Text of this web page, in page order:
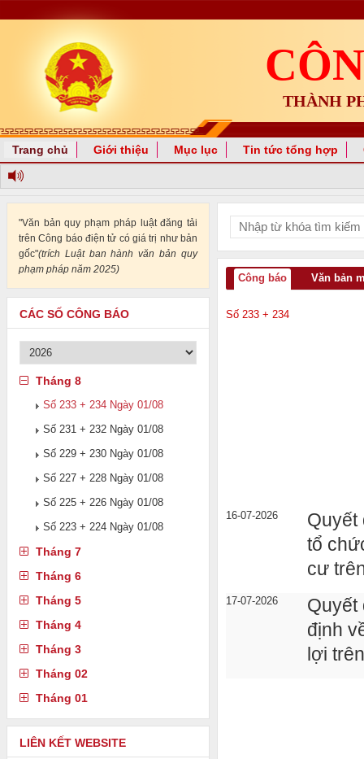
THÀNH
Trang chủ Giới thiệu Mục lục Tin tức tổng hợp
"Văn bản quy phạm pháp luật đăng tải
trên Công báo điện tử có giá trị như bản
gốc"(trích Luật ban hành văn bản quy
phạm pháp năm 2025)
CÁC SỐ CÔNG BÁO
Tháng 8
Số 233 + 234 Ngày 01/08
Số 231 + 232 Ngày 01/08
Số 229 + 230 Ngày 01/08
Số 227 + 228 Ngày 01/08
Số 225 + 226 Ngày 01/08
Số 223 + 224 Ngày 01/08
Tháng 7
Tháng 6
Tháng 5
Tháng 4
Tháng 3
Tháng 02
Tháng 01
LIÊN KẾT WEBSITE
Công báo Văn bản
Số 233 + 234
16-07-2026
Quyết
tổ
cư
17-07-2026
Quyết
định
lợi